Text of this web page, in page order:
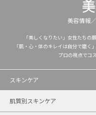
美容情報
「美しくなりたい」女性たちの
「肌・心・体のキレイは自分で磨
プロの視点でコ
スキンケア
肌質別スキンケア